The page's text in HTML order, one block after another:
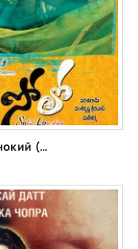
Одинокий (2011)